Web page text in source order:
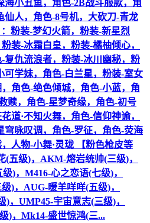
海小丑鱼，角色-2B战斗服款，角
仙人，角色-8号机，大砍刀-青龙
粉装-梦幻火箭，粉装-新星烈
装-冰霜白皇，粉装-橘柚倾心，
复仇流浪者，粉装-冰川幽秘，粉
可学妹，角色-白兰星，粉装-室女
角色-绝色倾城，角色-小蓝，角
赎，角色-星梦奇缘，角色-初号
道·不知火舞，角色-信仰神谕，
穹咏叹调，角色-罗征，角色-荧海
人物-小舞·灵珑 【粉色枪皮等
五级)，AKM-熔岩统帅(三级)，
)，M416-心之恋语(七级)，
)，AUG-暖羊咩咩(五级)，
)，UMP45-宇宙意志(三级)，
)，Mk14-盛世惊鸿(三...